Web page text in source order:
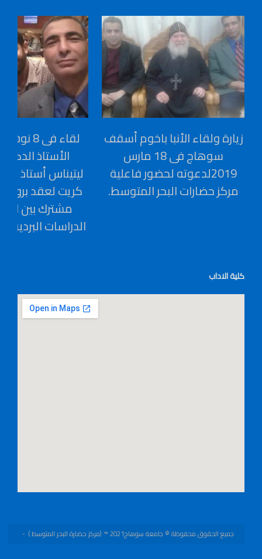
زيارة ولقاء الأنبا باخوم أسقف
سوهاج فى 18 مارس
2019لدعوته لحضور فاعلية
مركز حضارات البحر المتوسط.
الأستاذ
ليتيناس أستاذ
كريت لعقد
مشترك بين
الدراسات
كلية الاداب
جميع الحقوق محفوظة © جامعة سوهاج2021 ™ (مركز حضارة البحر المتوسط )